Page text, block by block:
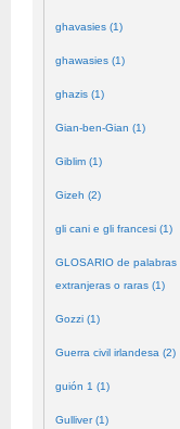
ghavasies (1)
ghawasies (1)
ghazis (1)
Gian-ben-Gian (1)
Giblim (1)
Gizeh (2)
gli cani e gli francesi (1)
GLOSARIO de palabras
extranjeras o raras (1)
Gozzi (1)
Guerra civil irlandesa (2)
guión 1 (1)
Gulliver (1)